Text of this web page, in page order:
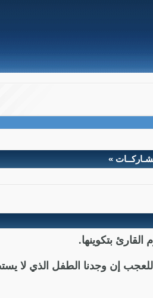
»
بتكوينها.
للعجب إن وجدنا الطفل الذي